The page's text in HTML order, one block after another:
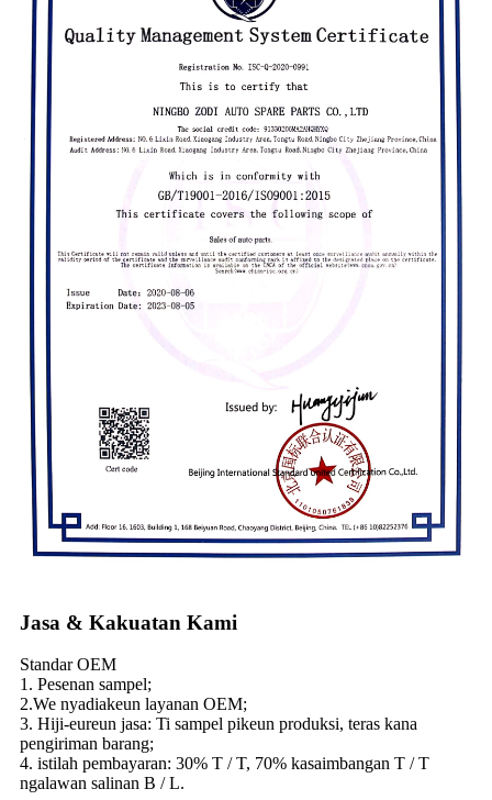
Jasa & Kakuatan Kami
Standar OEM
1. Pesenan sampel;
2.We nyadiakeun layanan OEM;
3. Hiji-eureun jasa: Ti sampel pikeun produksi, teras kana
pengiriman barang;
4. istilah pembayaran: 30% T / T, 70% kasaimbangan T / T
ngalawan salinan B / L.